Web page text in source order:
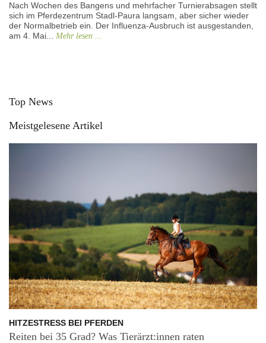
Nach Wochen des Bangens und mehrfacher Turnierabsagen stellt
sich im Pferdezentrum Stadl-Paura langsam, aber sicher wieder
der Normalbetrieb ein. Der Influenza-Ausbruch ist ausgestanden,
am 4. Mai... Mehr lesen ...
Top News
Meistgelesene Artikel
HITZESTRESS BEI PFERDEN
Reiten bei 35 Grad? Was Tierärzt:innen raten